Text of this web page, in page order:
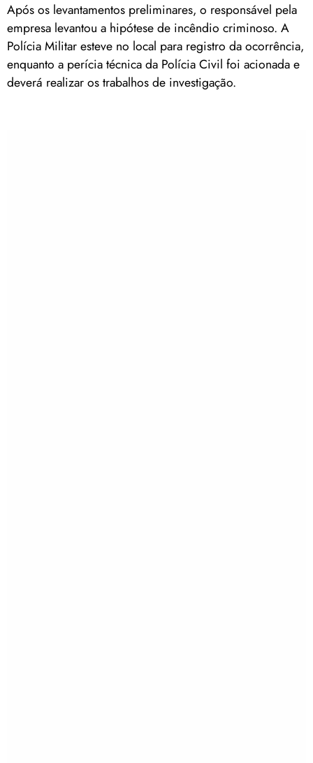
Após os levantamentos preliminares, o responsável pela
empresa levantou a hipótese de incêndio criminoso. A
Polícia Militar esteve no local para registro da ocorrência,
enquanto a perícia técnica da Polícia Civil foi acionada e
deverá realizar os trabalhos de investigação.